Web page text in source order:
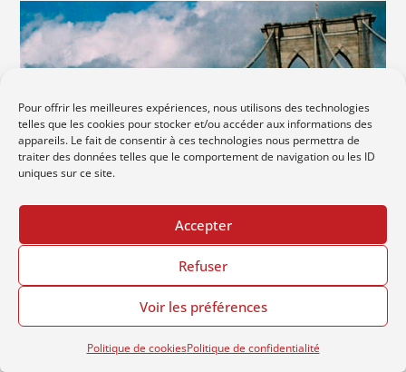
Pour offrir les meilleures expériences, nous utilisons des technologies
telles que les cookies pour stocker et/ou accéder aux informations des
appareils. Le fait de consentir à ces technologies nous permettra de
traiter des données telles que le comportement de navigation ou les ID
uniques sur ce site.
Accepter
Refuser
Voir les préférences
Politique de cookiesPolitique de confidentialité